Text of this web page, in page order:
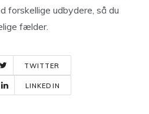
forskellige udbydere, så du
fælder.
TWITTER
LINKEDIN